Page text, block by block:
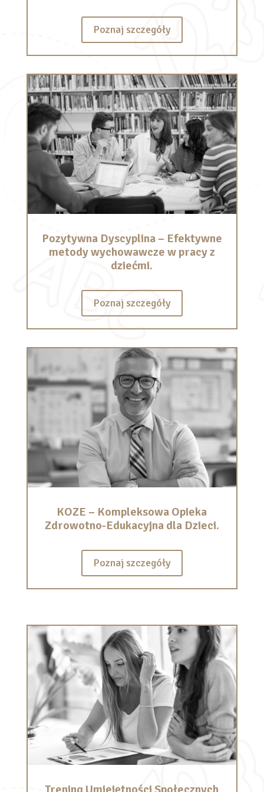
Poznaj szczegóły
Pozytywna Dyscyplina – Efektywne
metody wychowawcze w pracy z
dziećmi.
Poznaj szczegóły
KOZE – Kompleksowa Opieka
Zdrowotno-Edukacyjna dla Dzieci.
Poznaj szczegóły